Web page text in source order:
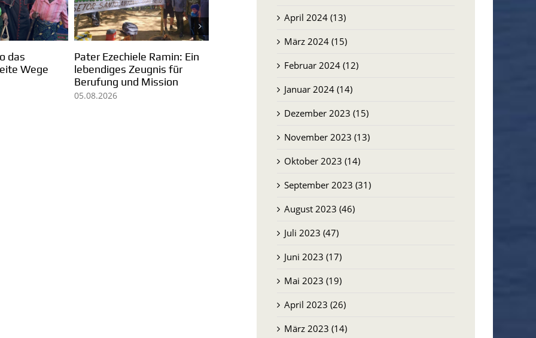
Sr. Omaira Martin: Im Hier
und Jetzt leben
Brasilien: Der Erfolg der
Menschen in Pequiá
29.07.2026
Evangelium weite Wege
27.07.2026
April 2024 (13)
März 2024 (15)
Februar 2024 (12)
Januar 2024 (14)
Dezember 2023 (15)
November 2023 (13)
Oktober 2023 (14)
September 2023 (31)
August 2023 (46)
Juli 2023 (47)
Juni 2023 (17)
Mai 2023 (19)
April 2023 (26)
März 2023 (14)